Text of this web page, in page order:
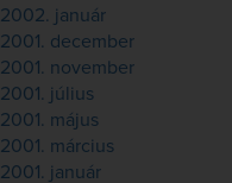
2002. január
2001. december
2001. november
2001. július
2001. május
2001. március
2001. január